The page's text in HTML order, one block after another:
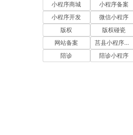
小程序商城
小程序备案
小程序开发
微信小程序
版权
版权碰瓷
网站备案
莒县小程序开发
陪诊
陪诊小程序